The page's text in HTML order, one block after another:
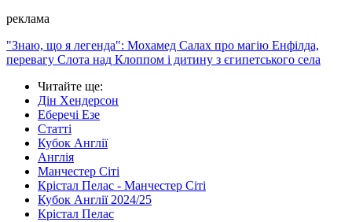
реклама
"Знаю, що я легенда": Мохамед Салах про магію Енфілда,
перевагу Слота над Клоппом і дитину з єгипетського села
Читайте ще:
Дін Хендерсон
Еберечі Езе
Статті
Кубок Англії
Англія
Манчестер Сіті
Крістал Пелас - Манчестер Сіті
Кубок Англії 2024/25
Крістал Пелас